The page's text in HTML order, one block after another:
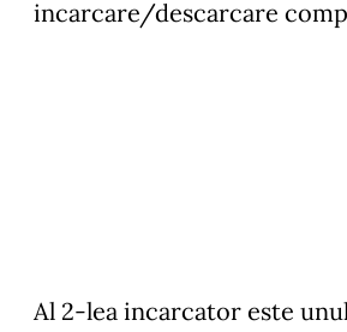
incarcare/descarcare
Al 2-lea incarcator este